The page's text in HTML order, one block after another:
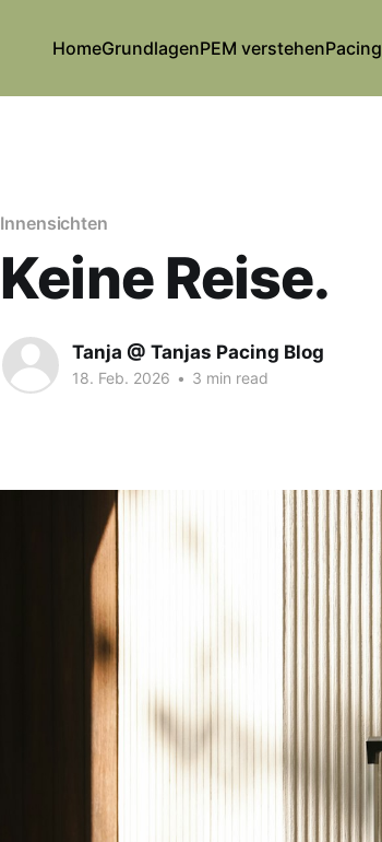
HomeGrundlagenPEM verstehenPacing
Innensichten
Keine Reise.
Tanja @ Tanjas Pacing Blog
18. Feb. 2026 • 3 min read